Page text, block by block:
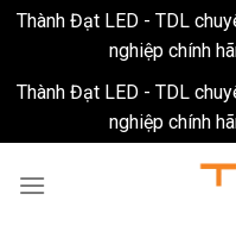
Thành Đạt LED - TDL
nghiệp chính
Thành Đạt LED - TDL
nghiệp chính